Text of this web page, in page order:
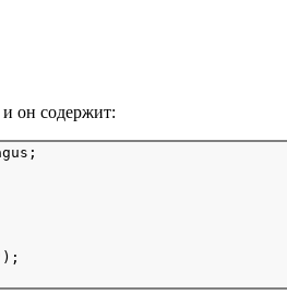
и он содержит:
);